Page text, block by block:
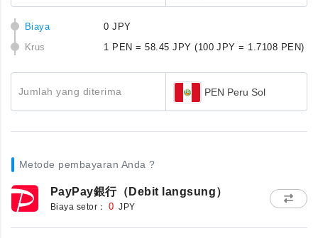
Biaya
0 JPY
Krus
1 PEN = 58.45 JPY (100 JPY = 1.7108 PEN)
Jumlah yang diterima PEN Peru Sol
Metode pembayaran Anda ?
PayPay銀行（Debit langsung）
Biaya setor： 0 JPY